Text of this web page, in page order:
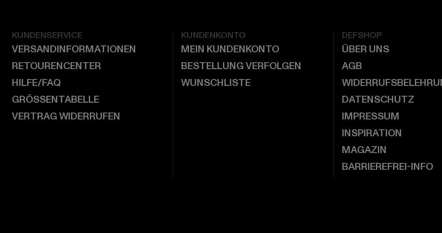
KUNDENSERVICE
VERSANDINFORMATIONEN
RETOURENCENTER
HILFE/FAQ
GRÖSSENTABELLE
VERTRAG WIDERRUFEN
KUNDENKONTO
MEIN KUNDENKONTO
BESTELLUNG VERFOLGEN
WUNSCHLISTE
DEFSHOP
ÜBER UNS
AGB
DATENSCHUTZ
IMPRESSUM
INSPIRATION
MAGAZIN
BARRIEREFREI-INFO